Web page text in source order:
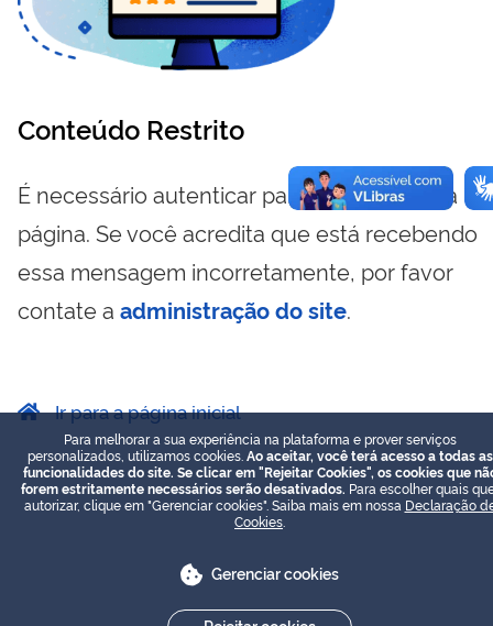
Conteúdo Restrito
É necessário autenticar para visualizar essa
página. Se você acredita que está recebendo
essa mensagem incorretamente, por favor
contate a administração do site.
Ir para a página inicial
Para melhorar a sua experiência na plataforma e prover serviços
personalizados, utilizamos cookies. Ao aceitar, você terá acesso a todas as
funcionalidades do site. Se clicar em "Rejeitar Cookies", os cookies que
forem estritamente necessários serão desativados. Para escolher quais
autorizar, clique em "Gerenciar cookies". Saiba mais em nossa Declaração
Cookies
Gerenciar cookies